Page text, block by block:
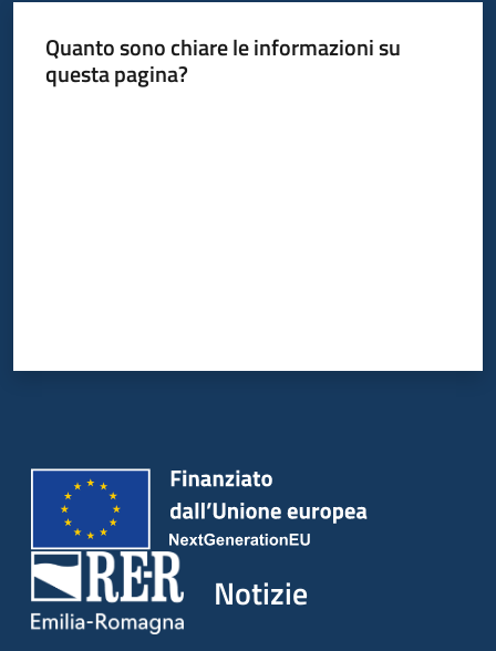
Quanto sono chiare le informazioni su
questa pagina?
Notizie